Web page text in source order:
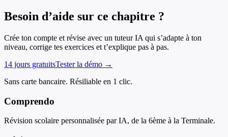
Besoin d’aide sur ce chapitre ?
Crée ton compte et révise avec un tuteur IA qui s’adapte à ton
niveau, corrige tes exercices et t’explique pas à pas.
14 jours gratuitsTester la démo →
Sans carte bancaire. Résiliable en 1 clic.
Comprendo
Révision scolaire personnalisée par IA, de la 6ème à la Terminale.